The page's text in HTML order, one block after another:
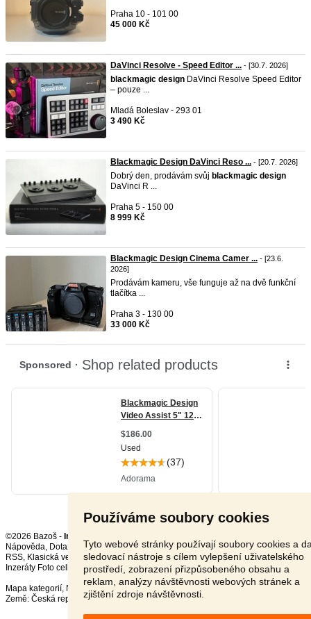
Používáme soubory cookies
Tyto webové stránky používají soubory cookies a
sledovací nástroje s cílem vylepšení uživatelského
prostředí, zobrazení přizpůsobeného obsahu a
reklam, analýzy návštěvnosti webových stránek a
zjištění zdroje návštěvnosti.
Praha 10 - 101 00
45 000 Kč
DaVinci Resolve - Speed Editor ... - [30.7. 2026]
blackmagic design DaVinci Resolve Speed Editor
– pouze ...
Mladá Boleslav - 293 01
3 490 Kč
Blackmagic Design DaVinci Reso ... - [20.7. 2026]
Dobrý den, prodávám svůj blackmagic design
DaVinci R ...
Praha 5 - 150 00
8 999 Kč
Blackmagic Design Cinema Camer ... - [23.6.
2026]
Prodávám kameru, vše funguje až na dvě funkční
tlačítka ...
Praha 3 - 130 00
33 000 Kč
©2026 Bazoš - Inzerce, Bazar
Nápověda, Dotazy Hodnocení,Kontakt,Reklama,Podmínky,Ochrana údajů ,
RSS,
Inzeráty Foto celkem:11928, za 24 hodin:386
Mapa kategorií, Nejvyhledávanější výrazy
Země: Česká republika,Slovensko,Polsko,Rakousko